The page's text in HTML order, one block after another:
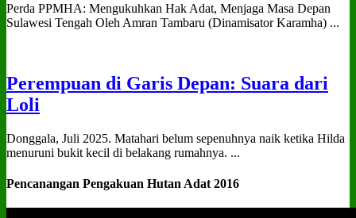
Perda PPMHA: Mengukuhkan Hak Adat, Menjaga Masa Depan
Sulawesi Tengah Oleh Amran Tambaru (Dinamisator Karamha) ...
Perempuan di Garis Depan: Suara dari
Loli
Donggala, Juli 2025. Matahari belum sepenuhnya naik ketika Hilda
menuruni bukit kecil di belakang rumahnya. ...
Pencanangan Pengakuan Hutan Adat 2016